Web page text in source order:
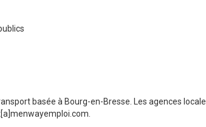
basée à Bourg-en-Bresse. Les agences